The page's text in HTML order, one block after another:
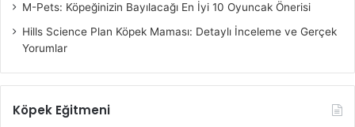
M-Pets: Köpeğinizin Bayılacağı En İyi 10 Oyuncak Önerisi
Hills Science Plan Köpek Maması: Detaylı İnceleme ve Gerçek
Yorumlar
Köpek Eğitmeni